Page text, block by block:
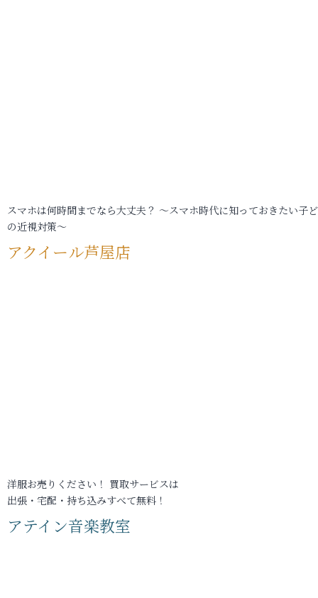
スマホは何時間までなら大丈夫？ ～スマホ時代に知っておきたい子
の近視対策～
アクイール芦屋店
洋服お売りください！ 買取サービスは
出張・宅配・持ち込みすべて無料！
アテイン音楽教室